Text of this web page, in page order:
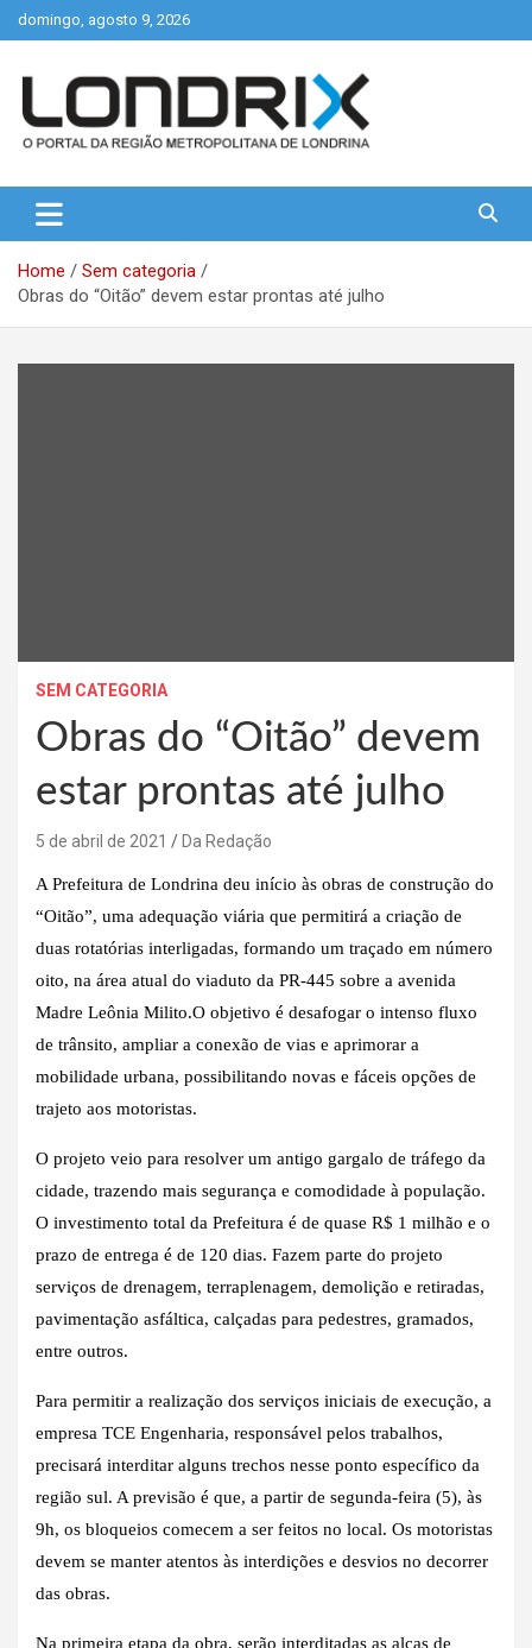
Skip
to
domingo, agosto 9, 2026
Londrix
Home
Sem categoria
Obras do “Oitão” devem estar prontas até julho
SEM CATEGORIA
Obras do “Oitão” devem
estar prontas até julho
5 de abril de 2021 Da Redação
A Prefeitura de Londrina deu início às obras de construção do
“Oitão”, uma adequação viária que permitirá a criação de
duas rotatórias interligadas, formando um traçado em número
oito, na área atual do viaduto da PR-445 sobre a avenida
Madre Leônia Milito.O objetivo é desafogar o intenso fluxo
de trânsito, ampliar a conexão de vias e aprimorar a
mobilidade urbana, possibilitando novas e fáceis opções de
trajeto aos motoristas.
O projeto veio para resolver um antigo gargalo de tráfego da
cidade, trazendo mais segurança e comodidade à população.
O investimento total da Prefeitura é de quase R$ 1 milhão e o
prazo de entrega é de 120 dias. Fazem parte do projeto
serviços de drenagem, terraplenagem, demolição e retiradas,
pavimentação asfáltica, calçadas para pedestres, gramados,
entre outros.
Para permitir a realização dos serviços iniciais de execução, a
empresa TCE Engenharia, responsável pelos trabalhos,
precisará interditar alguns trechos nesse ponto específico da
região sul. A previsão é que, a partir de segunda-feira (5), às
9h, os bloqueios comecem a ser feitos no local. Os motoristas
devem se manter atentos às interdições e desvios no decorrer
das obras.
Na primeira etapa da obra, serão interditadas as alças de